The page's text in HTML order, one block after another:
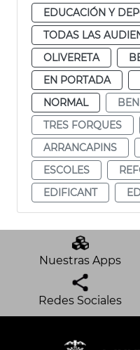
EDUCACIÓN Y
TODAS LAS
OLIVERETA
EN PORTADA
NORMAL
TRES FORQUES
ARRANCAPINS
ESCOLES
EDIFICANT
Nuestras Apps
Redes Sociales